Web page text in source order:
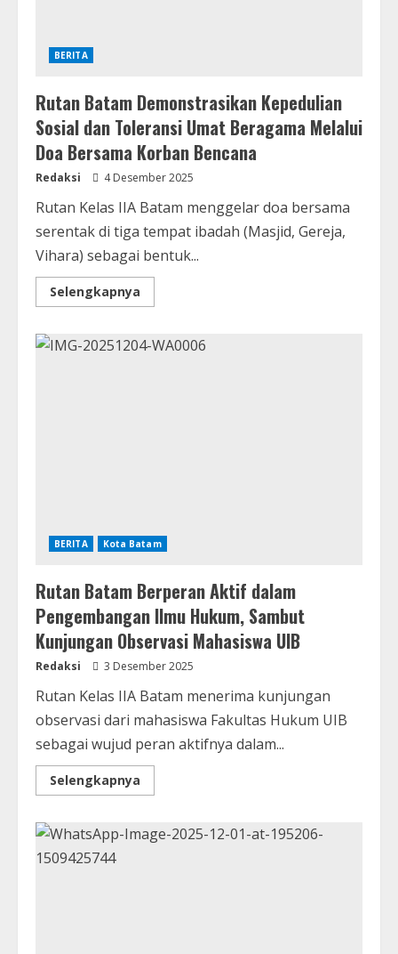
BERITA
Rutan Batam Demonstrasikan Kepedulian
Sosial dan Toleransi Umat Beragama Melalui
Doa Bersama Korban Bencana
Redaksi 4 Desember 2025
Rutan Kelas IIA Batam menggelar doa bersama
serentak di tiga tempat ibadah (Masjid, Gereja,
Vihara) sebagai bentuk...
Selengkapnya
BERITA Kota Batam
Rutan Batam Berperan Aktif dalam
Pengembangan Ilmu Hukum, Sambut
Kunjungan Observasi Mahasiswa UIB
Redaksi 3 Desember 2025
Rutan Kelas IIA Batam menerima kunjungan
observasi dari mahasiswa Fakultas Hukum UIB
sebagai wujud peran aktifnya dalam...
Selengkapnya